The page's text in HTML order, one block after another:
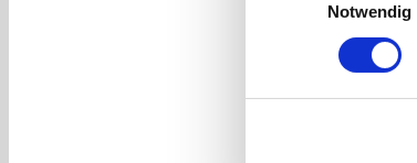
Notwendig